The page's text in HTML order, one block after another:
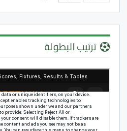
ترتيب البطولة